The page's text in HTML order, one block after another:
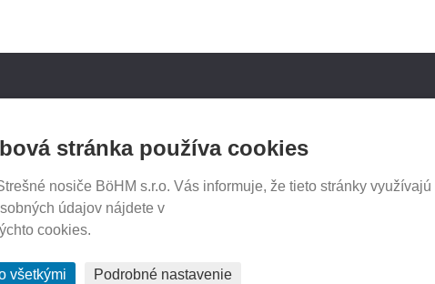
Česká verze e-shopu
stránka používa cookies
nosiče BöHM s.r.o. Vás informuje, že tieto stránky
údajov nájdete v
cookies.
všetkými Podrobné nastavenie